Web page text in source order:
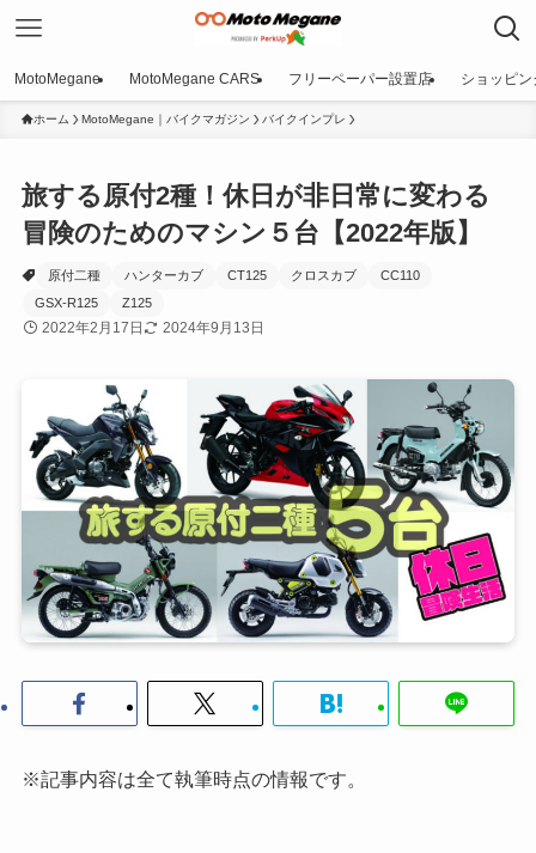
MotoMegane MotoMegane CARS フリーペーパー設置店 ショッピン
ホーム MotoMegane｜バイクマガジン バイクインプレ
旅する原付2種！休日が非日常に変わる
冒険のためのマシン５台【2022年版】
原付二種 ハンターカブ CT125 クロスカブ
CC110
GSX-R125
Z125
2022年2月17日 2024年9月13日
※記事内容は全て執筆時点の情報です。